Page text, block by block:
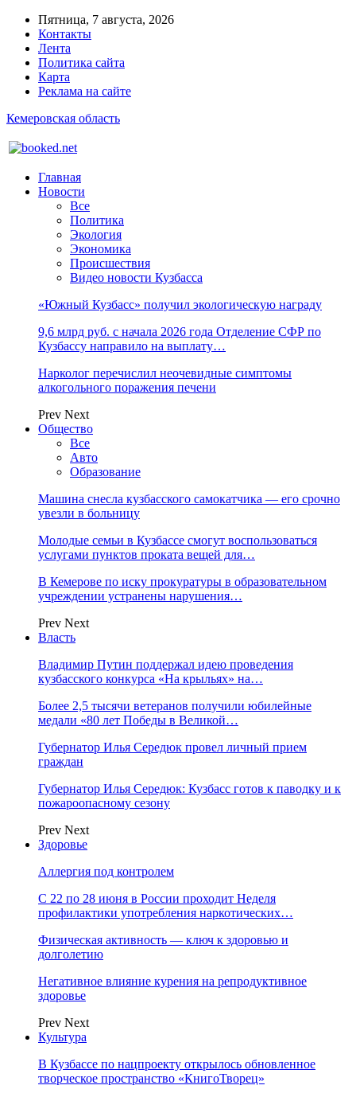
Пятница, 7 августа, 2026
Контакты
Лента
Политика сайта
Карта
Реклама на сайте
Кемеровская область
Главная
Новости
Все
Политика
Экология
Экономика
Происшествия
Видео новости Кузбасса
«Южный Кузбасс» получил экологическую награду
9,6 млрд руб. с начала 2026 года Отделение СФР по
Кузбассу направило на выплату…
Нарколог перечислил неочевидные симптомы
алкогольного поражения печени
Prev Next
Общество
Все
Авто
Образование
Машина снесла кузбасского самокатчика — его срочно
увезли в больницу
Молодые семьи в Кузбассе смогут воспользоваться
услугами пунктов проката вещей для…
В Кемерове по иску прокуратуры в образовательном
учреждении устранены нарушения…
Prev Next
Власть
Владимир Путин поддержал идею проведения
кузбасского конкурса «На крыльях» на…
Более 2,5 тысячи ветеранов получили юбилейные
медали «80 лет Победы в Великой…
Губернатор Илья Середюк провел личный прием
граждан
Губернатор Илья Середюк: Кузбасс готов к паводку и к
пожароопасному сезону
Prev Next
Здоровье
Аллергия под контролем
С 22 по 28 июня в России проходит Неделя
профилактики употребления наркотических…
Физическая активность — ключ к здоровью и
долголетию
Негативное влияние курения на репродуктивное
здоровье
Prev Next
Культура
В Кузбассе по нацпроекту открылось обновленное
творческое пространство «КнигоТворец»